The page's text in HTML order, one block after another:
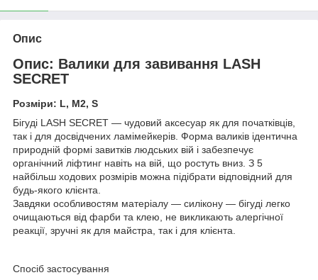
Опис
Опис: Валики для завивання LASH
SECRET
Розміри: L, M2, S
Бігуді LASH SECRET — чудовий аксесуар як для початківців,
так і для досвідчених ламімейкерів. Форма валиків ідентична
природній формі завитків людських вій і забезпечує
органічний ліфтинг навіть на вій, що ростуть вниз. З 5
найбільш ходових розмірів можна підібрати відповідний для
будь-якого клієнта.
Завдяки особливостям матеріалу — силікону — бігуді легко
очищаються від фарби та клею, не викликають алергічної
реакції, зручні як для майстра, так і для клієнта.
Спосіб застосування